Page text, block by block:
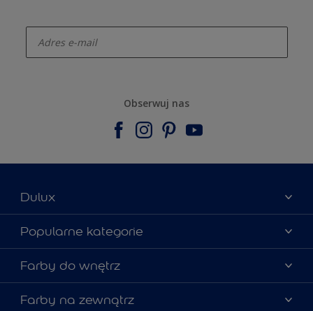
Obserwuj nas
Dulux
Materiały marketingowe
Mapa strony
Kontakt
Popularne kategorie
Kolory farb
Porady ekspertów
Zainspiruj się
Farby do wnętrz
Farby do ścian
Farby na zewnątrz